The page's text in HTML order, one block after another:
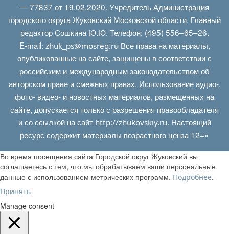
— 77837 от 19.02.2020. Учредитель Администрация
городского округа Жуковский Московской области. Главный
редактор Сошкина Ю.Ю. Телефон: (495) 556–65–26.
E‑mail: zhuk_ps@mosreg.ruВсе права на материалы,
опубликованные на сайте, защищены в соответствии с
российским и международным законодательством об
авторском праве и смежных правах. Использование аудио-,
фото- видео- и новостных материалов, размещенных на
сайте, допускается только с разрешения правообладателя
и со ссылкой на сайт http://zhukovskiy.ru. Настоящий
ресурс содержит материалы возрастного ценза 12+»
Во время посещения сайта Городской округ Жуковский вы
соглашаетесь с тем, что мы обрабатываем ваши персональные
данные с использованием метрических программ. Подробнее.
Принять
Manage consent